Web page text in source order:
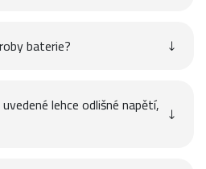
baterie?
lehce odlišné napětí,